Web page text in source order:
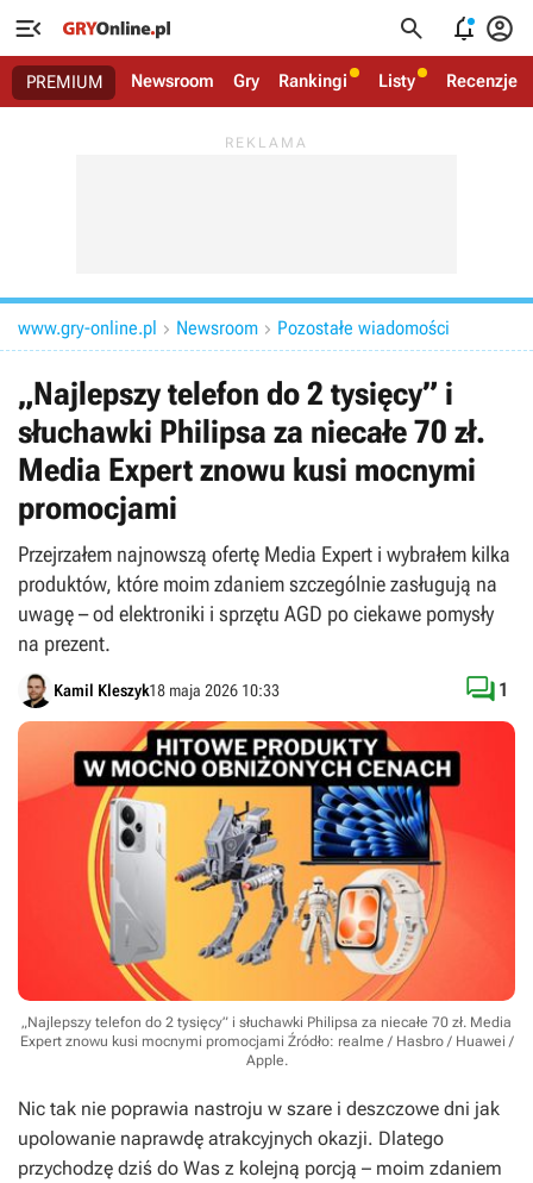
   
PREMIUM Newsroom Gry Rankingi Listy Recenzje
www.gry-online.pl  Newsroom  Pozostałe wiadomości
„Najlepszy telefon do 2 tysięcy” i
słuchawki Philipsa za niecałe 70 zł.
Media Expert znowu kusi mocnymi
promocjami
Przejrzałem najnowszą ofertę Media Expert i wybrałem kilka
produktów, które moim zdaniem szczególnie zasługują na
uwagę – od elektroniki i sprzętu AGD po ciekawe pomysły
na prezent.
Kamil Kleszyk18 maja 2026 10:33  1
„Najlepszy telefon do 2 tysięcy” i słuchawki Philipsa za niecałe 70 zł. Media
Expert znowu kusi mocnymi promocjami Źródło: realme / Hasbro / Huawei /
Apple.
Nic tak nie poprawia nastroju w szare i deszczowe dni jak
upolowanie naprawdę atrakcyjnych okazji. Dlatego
przychodzę dziś do Was z kolejną porcją – moim zdaniem